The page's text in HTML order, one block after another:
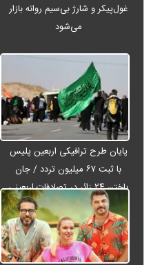
غول‌پیکر و شارژ بی‌سیم روانه بازار
می‌شود
پایان طرح ترافیکی اربعین پلیس
با ثبت ۶۷ میلیون تردد / جان
باختن ۲۴ زائر در تصادفات اربعینی